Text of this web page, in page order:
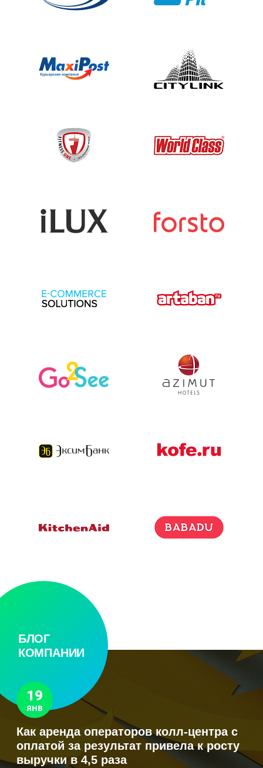
БЛОГ
КОМПАНИИ
19
ЯНВ
Как аренда операторов колл-центра с
оплатой за результат привела к росту
выручки в 4,5 раза